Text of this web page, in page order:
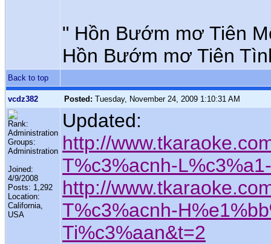
" Hồn Bướm mơ Tiên
Hồn Bướm mơ Tiên
Back to top
vcdz382 Posted: Tuesday, November 24, 2009 1:10:31 AM
Rank:
Administration
Groups:
Administration
Joined:
4/9/2008
Posts: 1,292
Location:
California,
USA
Updated:
http://
T%c3%acnh-
http://
T%c3%acnh-
Ti%c3%aan&t=2